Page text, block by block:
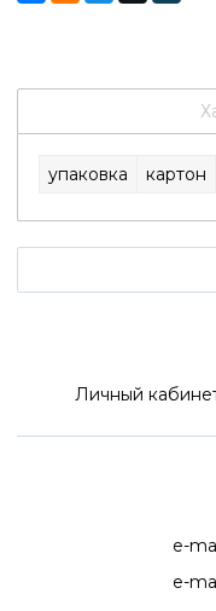
упаковка картон
Личный
e-
e-